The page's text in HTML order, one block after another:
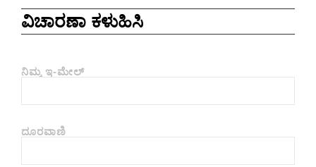
ವಿಚಾರಣಾ ಕಳುಹಿಸಿ
ನಿಮ್ಮ ಇ-ಮೇಲ್
ದೂರವಾಣಿ